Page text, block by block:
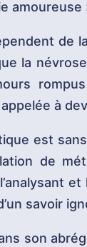
amoureuse
de
la
à
est
de
et
savoir
son